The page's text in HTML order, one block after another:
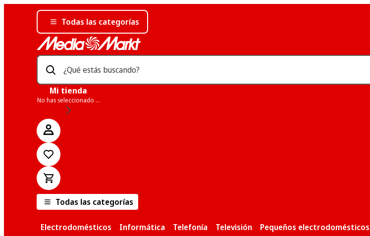
Todas las categorías
¿Qué estás buscando?
Mi tienda
No has seleccionado una tienda
Todas las categorías
Electrodomésticos Informática Telefonía Televisión Pequeños electrodomésticos